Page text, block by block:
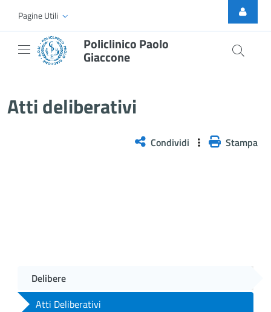
Skip to Main Content
Pagine Utili
Policlinico Paolo
Giaccone
Atti deliberativi
Condividi Stampa
Delibere
Atti Deliberativi